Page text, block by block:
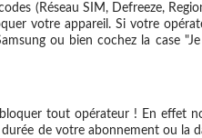
(Réseau SIM, Defreeze,
votre appareil. Si votre
ou bien cochez la case
tout opérateur ! En effet
de votre abonnement ou la